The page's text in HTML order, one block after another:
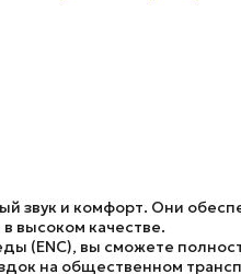
звук и комфорт. Они
высоком качестве.
(ENC), вы сможете
на общественном